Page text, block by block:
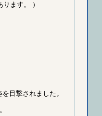
ます。 ）
目撃されました。